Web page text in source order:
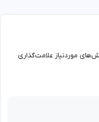
موردنیاز علامت‌گذاری